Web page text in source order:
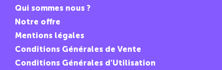
Qui sommes nous ?
Notre offre
Mentions légales
Conditions Générales de Vente
Conditions Générales d'Utilisation